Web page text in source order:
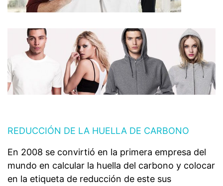
REDUCCIÓN DE LA HUELLA DE CARBONO
En 2008 se convirtió en la primera empresa del
mundo en calcular la huella del carbono y colocar
en la etiqueta de reducción de este sus